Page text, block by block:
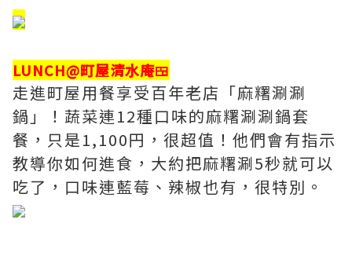
​LUNCH@町屋清水庵🍱
走進町屋用餐享受百年老店「麻糬涮涮
鍋」！蔬菜連12種口味的麻糬涮涮鍋套
餐，只是1,100円，很超值！他們會有指示
教導你如何進食，大約把麻糬涮5秒就可以
吃了，口味連藍莓、辣椒也有，很特別。